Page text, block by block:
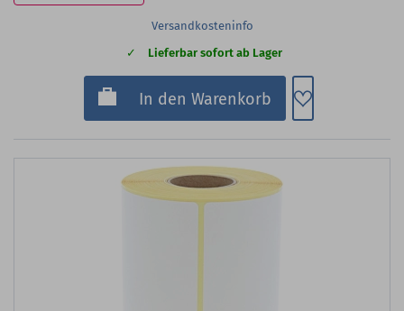
Versandkosteninfo
Lieferbar sofort ab Lager
In den Warenkorb Zum